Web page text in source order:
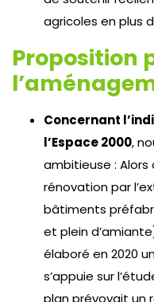
agricoles en plus
Proposition
Concernant
l’Espace 2000,
ambitieuse :
rénovation par
bâtiments
et plein
élaboré en 2020
s’appuie sur
plan prévoyait un